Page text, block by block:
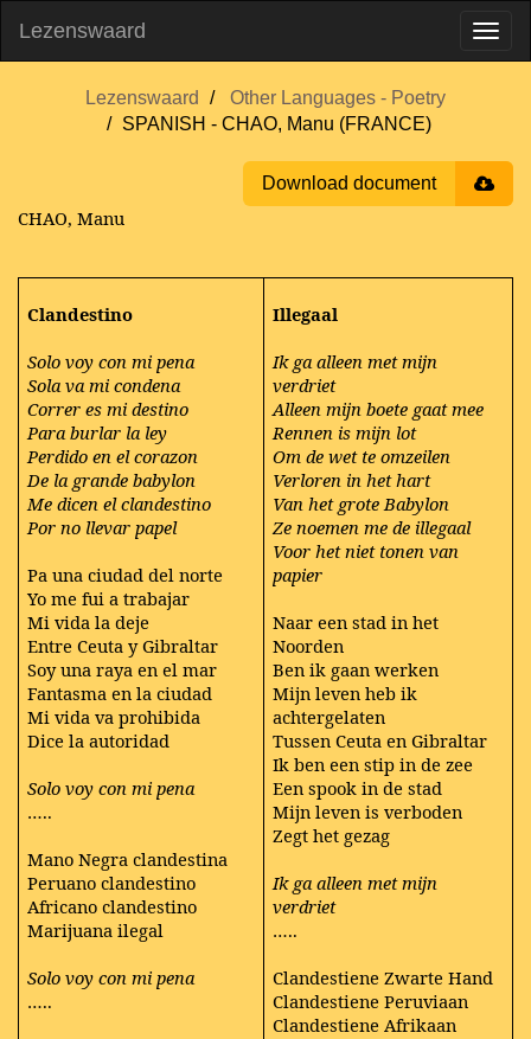
Lezenswaard
Lezenswaard
Other Languages - Poetry
SPANISH - CHAO, Manu (FRANCE)
Download document
CHAO, Manu
Clandestino
Solo voy con mi pena
Sola va mi condena
Correr es mi destino
Para burlar la ley
Perdido en el corazon
De la grande babylon
Me dicen el clandestino
Por no llevar papel
Pa una ciudad del norte
Yo me fui a trabajar
Mi vida la deje
Entre Ceuta y Gibraltar
Soy una raya en el mar
Fantasma en la ciudad
Mi vida va prohibida
Dice la autoridad
Solo voy con mi pena
…..
Mano Negra clandestina
Peruano clandestino
Africano clandestino
Marijuana ilegal
Solo voy con mi pena
…..
Illegaal
Ik ga alleen met mijn
verdriet
Alleen mijn boete gaat mee
Rennen is mijn lot
Om de wet te omzeilen
Verloren in het hart
Van het grote Babylon
Ze noemen me de illegaal
Voor het niet tonen van
papier
Naar een stad in het
Noorden
Ben ik gaan werken
Mijn leven heb ik
achtergelaten
Tussen Ceuta en Gibraltar
Ik ben een stip in de zee
Een spook in de stad
Mijn leven is verboden
Zegt het gezag
Ik ga alleen met mijn
verdriet
…..
Clandestiene Zwarte Hand
Clandestiene Peruviaan
Clandestiene Afrikaan